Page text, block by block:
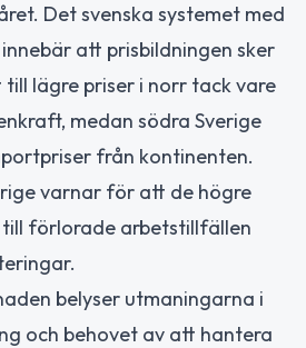
Det svenska systemet med
att prisbildningen sker
lägre priser i norr tack vare
medan södra Sverige
från kontinenten.
varnar för att de högre
till förlorade arbetstillfällen
belyser utmaningarna i
och behovet av att hantera